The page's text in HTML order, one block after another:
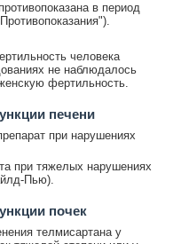
в период
человека
не наблюдалось
фертильность.
печени
при нарушениях
при тяжелых нарушениях
Пью).
почек
телмисартана у